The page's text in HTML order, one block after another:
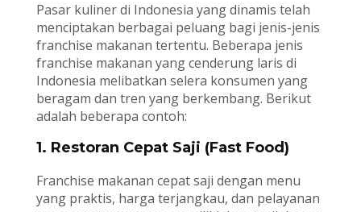
Pasar kuliner di Indonesia yang dinamis telah
menciptakan berbagai peluang bagi jenis-jenis
franchise makanan tertentu. Beberapa jenis
franchise makanan yang cenderung laris di
Indonesia melibatkan selera konsumen yang
beragam dan tren yang berkembang. Berikut
adalah beberapa contoh:
1. Restoran Cepat Saji (Fast Food)
Franchise makanan cepat saji dengan menu
yang praktis, harga terjangkau, dan pelayanan